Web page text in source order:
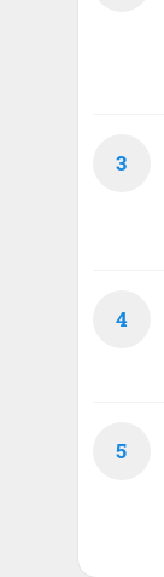
3
4
5